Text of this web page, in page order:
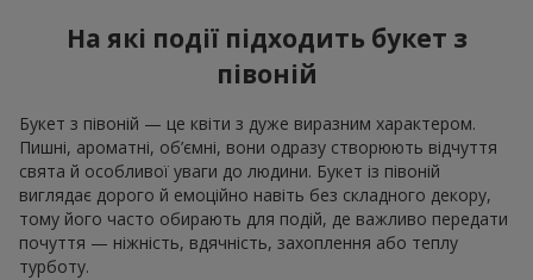
На які події підходить букет з
півоній
Букет з півоній — це квіти з дуже виразним характером.
Пишні, ароматні, об’ємні, вони одразу створюють відчуття
свята й особливої уваги до людини. Букет із півоній
виглядає дорого й емоційно навіть без складного декору,
тому його часто обирають для подій, де важливо передати
почуття — ніжність, вдячність, захоплення або теплу
турботу.